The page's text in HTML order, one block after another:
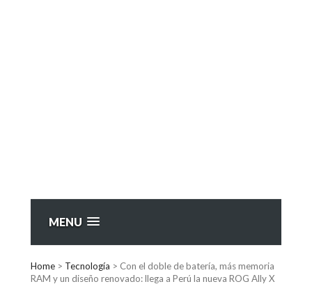
MENU
Home > Tecnología > Con el doble de batería, más memoria
RAM y un diseño renovado: llega a Perú la nueva ROG Ally X